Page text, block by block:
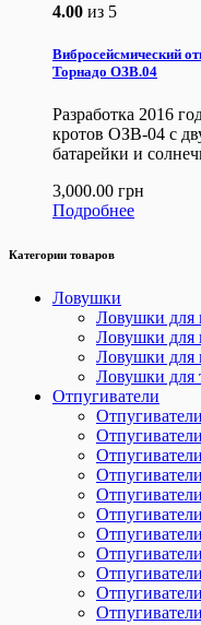
4.00 из 5
Вибросейсмический
Торнадо ОЗВ.04
Разработка 2016
кротов ОЗВ-04 с
батарейки и
3,000.00 грн
Подробнее
Категории товаров
Ловушки
Ловушки для
Ловушки для
Ловушки для
Ловушки для
Отпугиватели